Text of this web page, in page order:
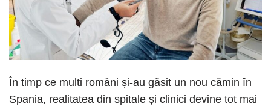
În timp ce mulți români și-au găsit un nou cămin în
Spania, realitatea din spitale și clinici devine tot mai